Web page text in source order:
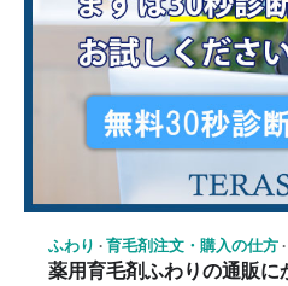
ふわり 育毛剤注文・購入の仕方
薬用育毛剤ふわりの通販に